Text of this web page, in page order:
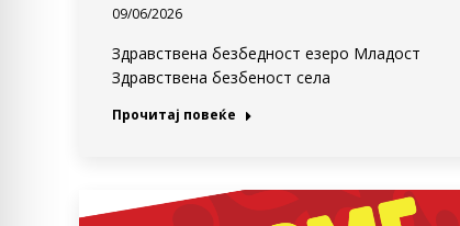
09/06/2026
Здравствена безбедност езеро Младост
Здравствена безбеност села
Прочитај повеќе